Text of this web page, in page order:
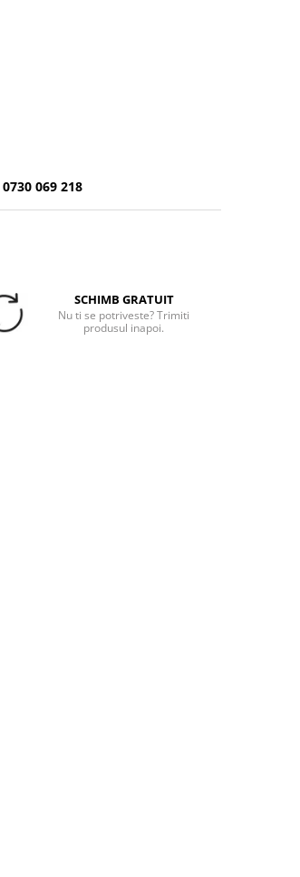
0730 069 218
SCHIMB GRATUIT
Nu ti se potriveste? Trimiti
produsul inapoi.